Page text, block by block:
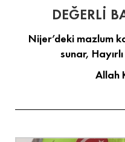
DEĞERLİ
Nijer’deki mazlum
sunar,
Allah